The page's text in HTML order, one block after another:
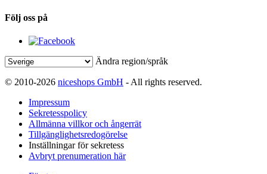
Följ oss på
Ändra region/språk
© 2010-2026 niceshops GmbH - All rights reserved.
Impressum
Sekretesspolicy
Allmänna villkor och ångerrät
Tillgänglighetsredogörelse
Inställningar för sekretess
Avbryt prenumeration här